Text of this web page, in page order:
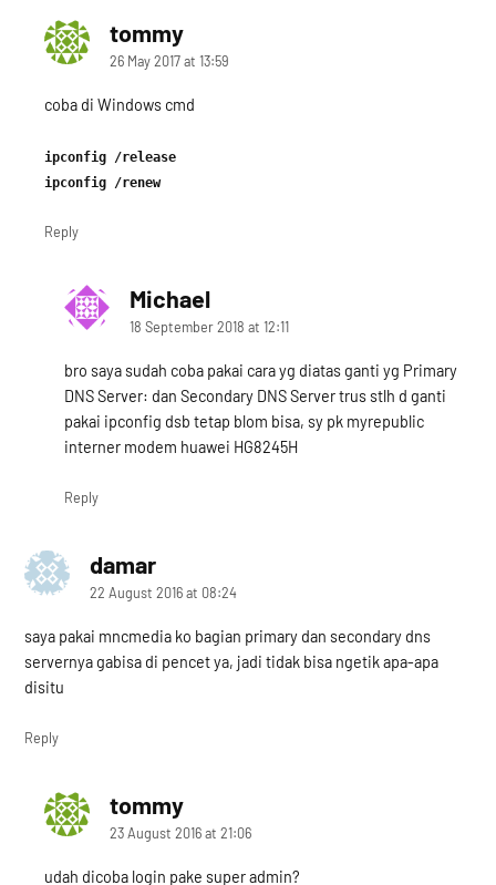
tommysays:
26 May 2017 at 13:59
coba di Windows cmd
ipconfig /release
ipconfig /renew
Reply
Michaelsays:
18 September 2018 at 12:11
bro saya sudah coba pakai cara yg diatas ganti yg Primary
DNS Server: dan Secondary DNS Server trus stlh d ganti
pakai ipconfig dsb tetap blom bisa, sy pk myrepublic
interner modem huawei HG8245H
Reply
damarsays:
22 August 2016 at 08:24
saya pakai mncmedia ko bagian primary dan secondary dns
servernya gabisa di pencet ya, jadi tidak bisa ngetik apa-apa
disitu
Reply
tommysays:
23 August 2016 at 21:06
udah dicoba login pake super admin?